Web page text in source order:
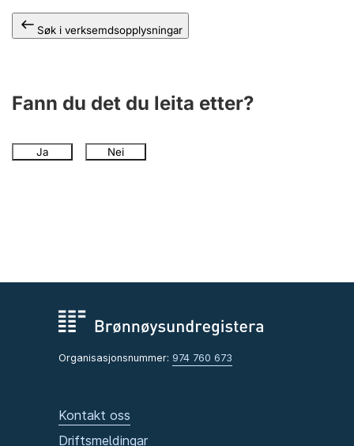
Søk i verksemdsopplysningar
Fann du det du leita etter?
Ja Nei
Organisasjonsnummer: 974 760 673
Kontakt oss
Driftsmeldingar